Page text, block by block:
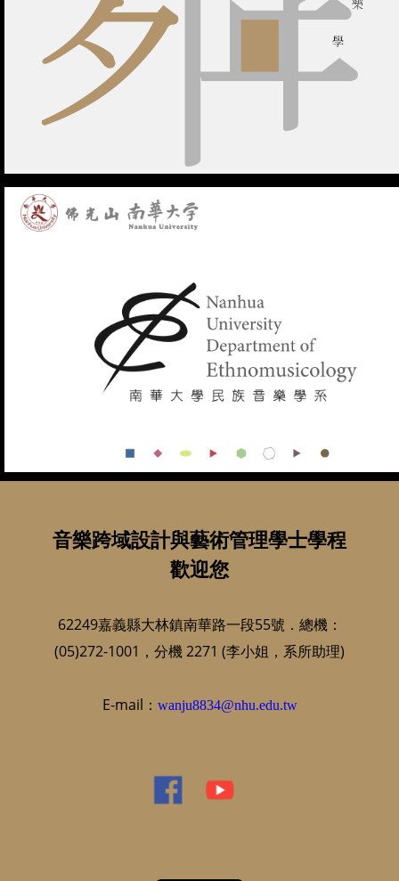
音樂跨域設計與藝術管理學士學程
歡迎您
62249嘉義縣大林鎮南華路一段55號．總機：
(05)272-1001，分機 2271 (李小姐，系所助理)
E-mail： wanju8834@nhu.edu.tw